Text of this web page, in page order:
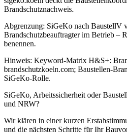
Brandschutznachweis.
Abgrenzung: SiGeKo nach BaustellV
Brandschutzbeauftragter im Betrieb –
benennen.
Hinweis: Keyword-Matrix H&S+:
brandschutzkoeln.com; Baustellen-
SiGeKo-Rolle.
SiGeKo, Arbeitssicherheit oder
und NRW?
Wir klären in einer kurzen
und die nächsten Schritte für Ihr